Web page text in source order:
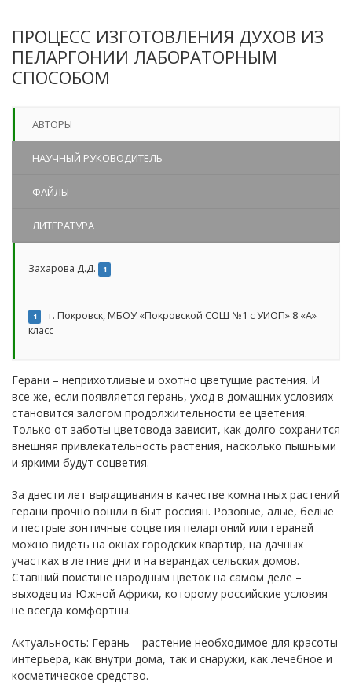
ПРОЦЕСС ИЗГОТОВЛЕНИЯ ДУХОВ ИЗ
ПЕЛАРГОНИИ ЛАБОРАТОРНЫМ
СПОСОБОМ
АВТОРЫ
НАУЧНЫЙ РУКОВОДИТЕЛЬ
ФАЙЛЫ
ЛИТЕРАТУРА
Захарова Д.Д. 1
1
г. Покровск, МБОУ «Покровской СОШ №1 с УИОП» 8 «А»
класс
Герани – неприхотливые и охотно цветущие растения. И
все же, если появляется герань, уход в домашних условиях
становится залогом продолжительности ее цветения.
Только от заботы цветовода зависит, как долго сохранится
внешняя привлекательность растения, насколько пышными
и яркими будут соцветия.
За двести лет выращивания в качестве комнатных растений
герани прочно вошли в быт россиян. Розовые, алые, белые
и пестрые зонтичные соцветия пеларгоний или гераней
можно видеть на окнах городских квартир, на дачных
участках в летние дни и на верандах сельских домов.
Ставший поистине народным цветок на самом деле –
выходец из Южной Африки, которому российские условия
не всегда комфортны.
Актуальность: Герань – растение необходимое для красоты
интерьера, как внутри дома, так и снаружи, как лечебное и
косметическое средство.